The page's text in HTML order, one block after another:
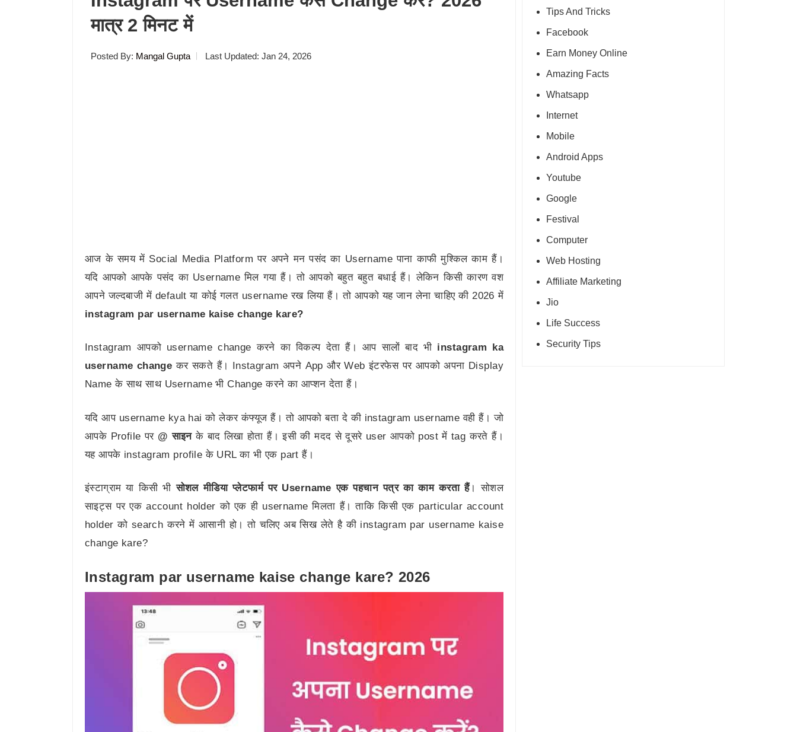
मात्र 2 मिनट में
Posted By: Mangal Gupta Last Updated: Jan 24, 2026
आज के समय में Social Media Platform पर अपने मन पसंद का Username पाना काफी मुश्किल काम हैं।
यदि आपको आपके पसंद का Username मिल गया हैं। तो आपको बहुत बहुत बधाई हैं। लेकिन किसी कारण वश
आपने जल्दबाजी में default या कोई गलत username रख लिया हैं। तो आपको यह जान लेना चाहिए की 2026 में
instagram par username kaise change kare?
Instagram आपको username change करने का विकल्प देता हैं। आप सालों बाद भी instagram ka
username change कर सकते हैं। Instagram अपने App और Web इंटरफेस पर आपको अपना Display
Name के साथ साथ Username भी Change करने का आप्शन देता हैं।
यदि आप username kya hai को लेकर कंफ्यूज हैं। तो आपको बता दे की instagram username वही हैं। जो
आपके Profile पर @ साइनके बाद लिखा होता हैं। इसी की मदद से दूसरे user आपको post में tag करते हैं।
यह आपके instagram profile के URL का भी एक part हैं।
इंस्टाग्राम या किसी भीसोशल मीडिया प्लेटफार्म पर Username एक पहचान पत्र का काम करता हैं। सोशल
साइट्स पर एक account holder को एक ही username मिलता हैं। ताकि किसी एक particular account
holder को search करने में आसानी हो। तो चलिए अब सिख लेते है की instagram par username kaise
change kare?
Instagram par username kaise change kare? 2026
Tips And Tricks
Facebook
Earn Money Online
Amazing Facts
Whatsapp
Internet
Mobile
Android Apps
Youtube
Google
Festival
Computer
Web Hosting
Affiliate Marketing
Jio
Life Success
Security Tips